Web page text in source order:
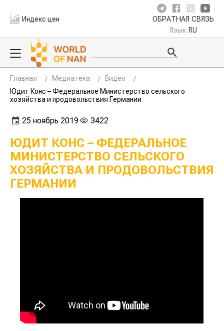
Индекс цен ОБРАТНАЯ СВЯЗЬ
Язык RU
Главная Медиатека
Видео
Юдит Конс – Федеральное Министерство сельского
хозяйства и продовольствия Германии
25 ноябрь 2019 3422
ЮДИТ КОНС – ФЕДЕРАЛЬНОЕ
МИНИСТЕРСТВО СЕЛЬСКОГО
ХОЗЯЙСТВА И ПРОДОВОЛЬСТВИЯ
ГЕРМАНИИ